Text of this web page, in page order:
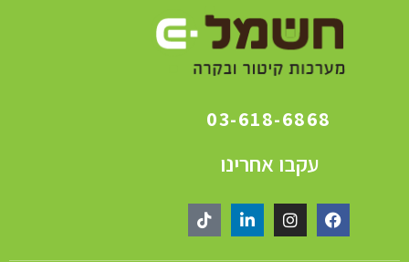
03-618-6868
עקבו אחרינו